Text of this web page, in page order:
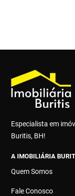
Especialista em
Buritis, BH!
A IMOBILIÁRIA
Quem Somos
Fale Conosco